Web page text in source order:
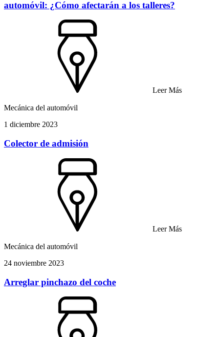
automóvil: ¿Cómo afectarán a los talleres?
Leer Más
Mecánica del automóvil
1 diciembre 2023
Colector de admisión
Leer Más
Mecánica del automóvil
24 noviembre 2023
Arreglar pinchazo del coche